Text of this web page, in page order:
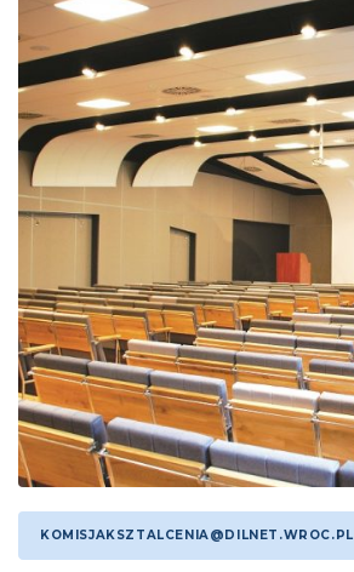
KOMISJAKSZTALCENIA@DILNET.WROC.PL